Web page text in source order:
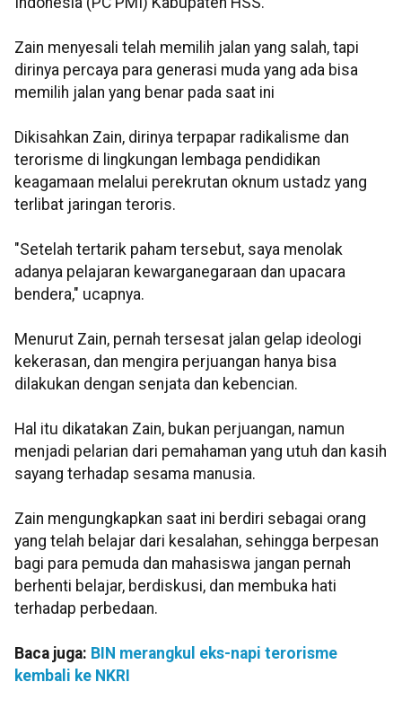
Zain menyesali telah memilih jalan yang salah, tapi
dirinya percaya para generasi muda yang ada bisa
memilih jalan yang benar pada saat ini
Dikisahkan Zain, dirinya terpapar radikalisme dan
terorisme di lingkungan lembaga pendidikan
keagamaan melalui perekrutan oknum ustadz yang
terlibat jaringan teroris.
"Setelah tertarik paham tersebut, saya menolak
adanya pelajaran kewarganegaraan dan upacara
bendera," ucapnya.
Menurut Zain, pernah tersesat jalan gelap ideologi
kekerasan, dan mengira perjuangan hanya bisa
dilakukan dengan senjata dan kebencian.
Hal itu dikatakan Zain, bukan perjuangan, namun
menjadi pelarian dari pemahaman yang utuh dan kasih
sayang terhadap sesama manusia.
Zain mengungkapkan saat ini berdiri sebagai orang
yang telah belajar dari kesalahan, sehingga berpesan
bagi para pemuda dan mahasiswa jangan pernah
berhenti belajar, berdiskusi, dan membuka hati
terhadap perbedaan.
Baca juga: BIN merangkul eks-napi terorisme
kembali ke NKRI